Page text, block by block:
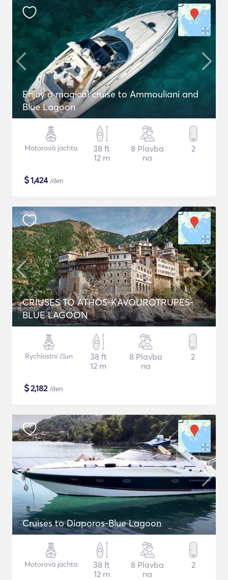
Enjoy a magical cruise to Ammouliani and
Blue Lagoon
Motorová jachta
38 ft
12 m
8 Plavba
na
2
$1,424/den
CRIUSES TO ATHOS-KAVOUROTRUPES-
BLUE LAGOON
Rychlostní člun
38 ft
12 m
8 Plavba
na
2
$2,182/den
Cruises to Diaporos-Blue Lagoon
Motorová jachta
38 ft
12 m
8 Plavba
na
2